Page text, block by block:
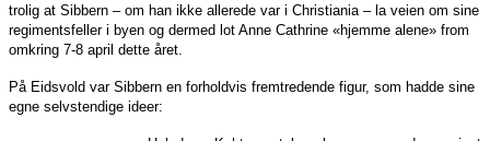
trolig at Sibbern – om han ikke allerede var i Christiania – la veien om sine
regimentsfeller i byen og dermed lot Anne Cathrine «hjemme alene» from
omkring 7-8 april dette året.
På Eidsvold var Sibbern en forholdvis fremtredende figur, som hadde sine
egne selvstendige ideer: